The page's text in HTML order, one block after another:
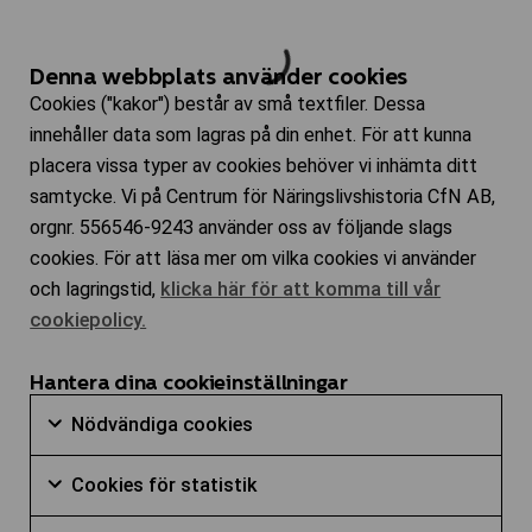
Denna webbplats använder cookies
Cookies ("kakor") består av små textfiler. Dessa
innehåller data som lagras på din enhet. För att kunna
placera vissa typer av cookies behöver vi inhämta ditt
samtycke. Vi på Centrum för Näringslivshistoria CfN AB,
orgnr. 556546-9243 använder oss av följande slags
cookies. För att läsa mer om vilka cookies vi använder
och lagringstid, klicka här för att komma till vår
cookiepolicy.
Hantera dina cookieinställningar
Nödvändiga cookies
Markera
för
att
cookies
Cookies för statistik
Markera
för